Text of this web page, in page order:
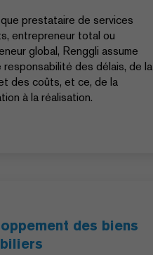
prestataire de services
entrepreneur total ou
global, Renggli assume
responsabilité des délais, de la
des coûts, et ce, de la
à la réalisation.
des biens